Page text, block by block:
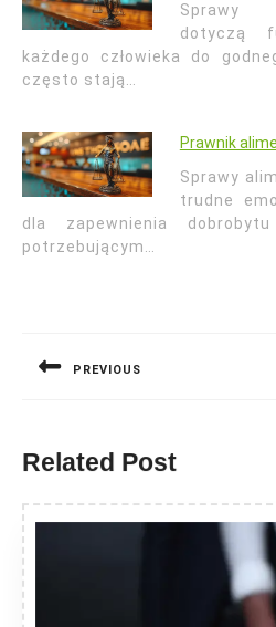
Sprawy
dotyczą
każdego człowieka do
często stają…
Prawnik
Sprawy
trudne
dla zapewnienia
potrzebującym…
PREVIOUS
Related Post